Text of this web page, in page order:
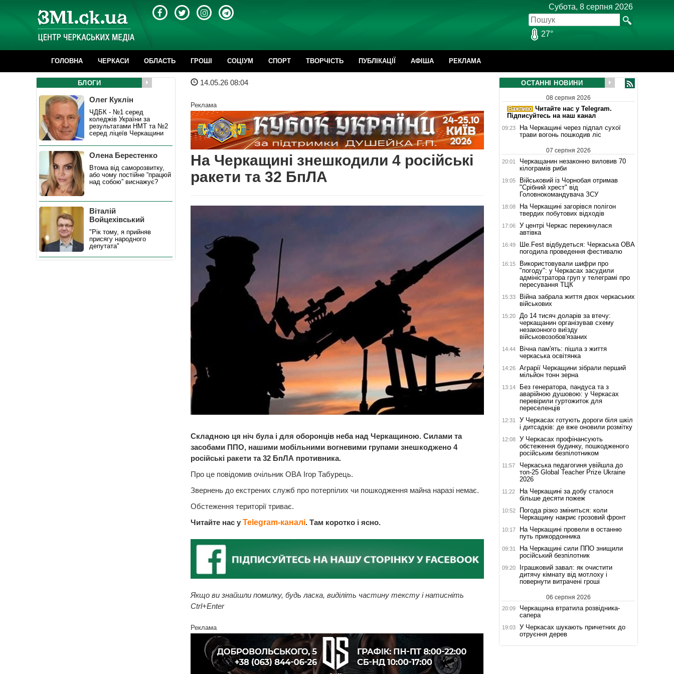
Субота, 8 серпня 2026
27°
ГОЛОВНА ЧЕРКАСИ ОБЛАСТЬ ГРОШІ CОЦІУМ СПОРТ ТВОРЧІСТЬ ПУБЛІКАЦІЇ АФІША РЕКЛАМА
14.05.26 08:04
Реклама
На Черкащині знешкодили 4 російські
ракети та 32 БпЛА
Складною ця ніч була і для оборонців неба над Черкащиною. Силами та
засобами ППО, нашими мобільними вогневими групами знешкоджено 4
російські ракети та 32 БпЛА противника.
Про це повідомив очільник ОВА Ігор Табурець.
Звернень до екстрених служб про потерпілих чи пошкодження майна наразі немає.
Обстеження території триває.
Читайте нас у Telegram-каналі. Там коротко і ясно.
Якщо ви знайшли помилку, будь ласка, виділіть частину тексту і натисніть
Ctrl+Enter
Реклама
БЛОГИ
Олег Куклін
ЧДБК - №1 серед
коледжів України за
результатами НМТ та №2
серед ліцеїв Черкащини
Олена Берестенко
Втома від саморозвитку,
або чому постійне “працюй
над собою” виснажує?
Віталій
Войцехівський
"Рік тому, я прийняв
присягу народного
депутата"
ОСТАННІ НОВИНИ
08 серпня 2026
Читайте нас у Telegram.
Підписуйтесь на наш канал
09:23
На Черкащині через підпал сухої
трави вогонь пошкодив ліс
07 серпня 2026
20:01
Черкащанин незаконно виловив 70
кілограмів риби
19:05
Військовий із Чорнобая отримав
"Срібний хрест" від
Головнокомандувача ЗСУ
18:08
На Черкащині загорівся полігон
твердих побутових відходів
17:06
У центрі Черкас перекинулася
автівка
16:49
Ше.Fest відбудеться: Черкаська ОВА
погодила проведення фестивалю
16:15
Використовували шифри про
"погоду": у Черкасах засудили
адміністратора груп у телеграмі про
пересування ТЦК
15:33
Війна забрала життя двох черкаських
військових
15:20
До 14 тисяч доларів за втечу:
черкащанин організував схему
незаконного виїзду
військовозобов'язаних
14:44
Вічна пам'ять: пішла з життя
черкаська освітянка
14:26
Аграрії Черкащини зібрали перший
мільйон тонн зерна
13:14
Без генератора, пандуса та з
аварійною душовою: у Черкасах
перевірили гуртожиток для
переселенців
12:31
У Черкасах готують дороги біля шкіл
і дитсадків: де вже оновили розмітку
12:08
У Черкасах профінансують
обстеження будинку, пошкодженого
російським безпілотником
11:57
Черкаська педагогиня увійшла до
топ-25 Global Teacher Prize Ukraine
2026
11:22
На Черкащині за добу сталося
більше десяти пожеж
10:52
Погода різко зміниться: коли
Черкащину накриє грозовий фронт
10:17
На Черкащині провели в останню
путь прикордонника
09:31
На Черкащині сили ППО знищили
російський безпілотник
09:20
Іграшковий завал: як очистити
дитячу кімнату від мотлоху і
повернути витрачені гроші
06 серпня 2026
20:09
Черкащина втратила розвідника-
сапера
19:03
У Черкасах шукають причетних до
отруєння дерев